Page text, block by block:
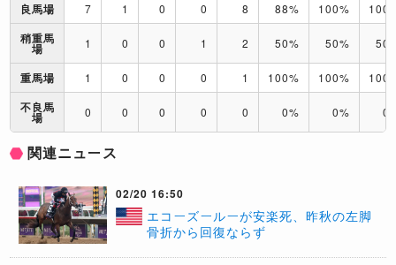
良馬場
7 1 0 0 8 88% 100%
稍重馬
場 1 0 0 1 2 50% 50%
重馬場 1 0 0 0 1 100% 100%
不良馬
場 0 0 0 0 0 0% 0%
関連ニュース
02/20 16:50
エコーズールーが安楽死、昨秋の左脚
骨折から回復ならず